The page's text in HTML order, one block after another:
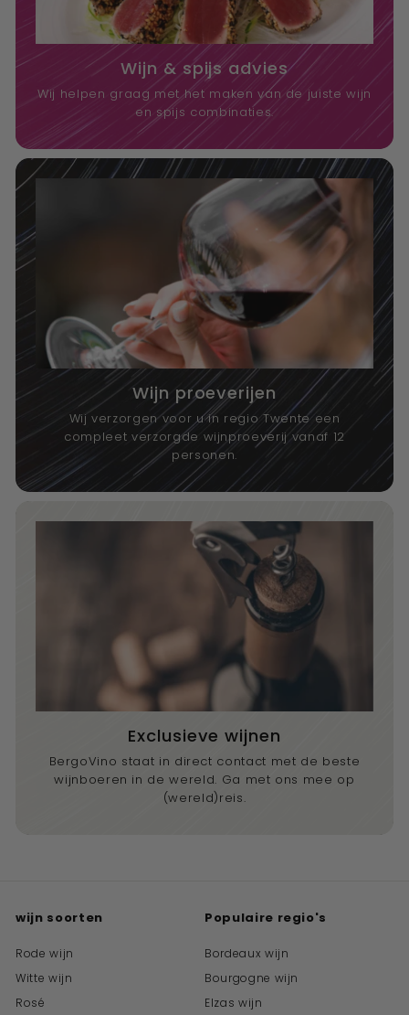
Wijn & spijs advies
Wij helpen graag met het maken van de juiste wijn
en spijs combinaties.
Wijn proeverijen
Wij verzorgen voor u in regio Twente een
compleet verzorgde wijnproeverij vanaf 12
personen.
Exclusieve wijnen
BergoVino staat in direct contact met de beste
wijnboeren in de wereld. Ga met ons mee op
(wereld)reis.
wijn soorten
Rode wijn
Witte wijn
Rosé
Populaire regio's
Bordeaux wijn
Bourgogne wijn
Elzas wijn